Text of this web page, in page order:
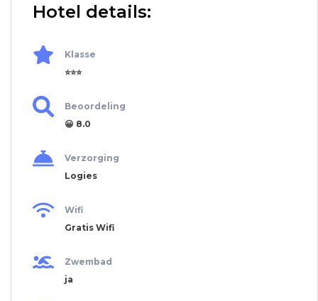
Hotel details:
Klasse
⭐⭐⭐
Beoordeling
😀 8.0
Verzorging
Logies
Wifi
Gratis Wifi
Zwembad
ja